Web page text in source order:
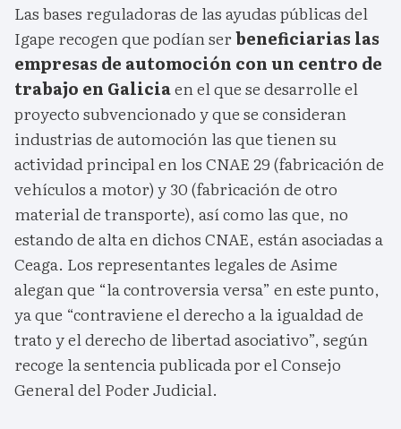
Las bases reguladoras de las ayudas públicas del
Igape recogen que podían serbeneficiarias las
empresas de automoción con un centro de
trabajo en Galiciaen el que se desarrolle el
proyecto subvencionado y que se consideran
industrias de automoción las que tienen su
actividad principal en los CNAE 29 (fabricación de
vehículos a motor) y 30 (fabricación de otro
material de transporte), así como las que, no
estando de alta en dichos CNAE, están asociadas a
Ceaga. Los representantes legales de Asime
alegan que “la controversia versa” en este punto,
ya que “contraviene el derecho a la igualdad de
trato y el derecho de libertad asociativo”, según
recoge la sentencia publicada por el Consejo
General del Poder Judicial.